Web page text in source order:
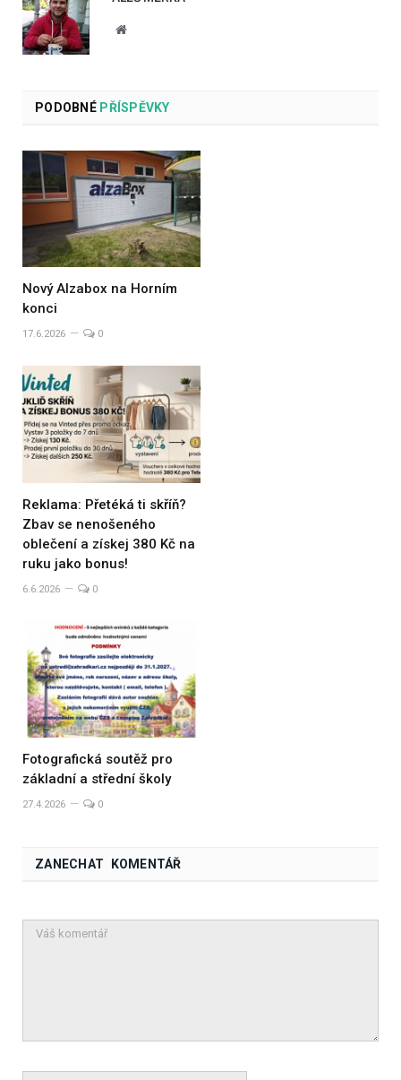
Website
PODOBNÉPŘÍSPĚVKY
Nový Alzabox na Horním
konci
17.6.2026 0
Reklama: Přetéká ti skříň?
Zbav se nenošeného
oblečení a získej 380 Kč na
ruku jako bonus!
6.6.2026 0
Fotografická soutěž pro
základní a střední školy
27.4.2026 0
ZANECHAT KOMENTÁŘ